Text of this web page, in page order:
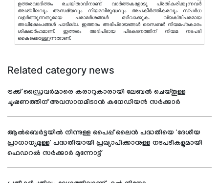
ഉത്തരവാദിത്തം രചയിതാവിനാണ്. വാര്‍ത്തകളോടു പ്രതികരിക്കുന്നവര്‍
അശ്ലീലവും അസഭ്യവും നിയമവിരുദ്ധവും അപകീര്‍ത്തികരവും സ്പര്‍ധ
വളര്‍ത്തുന്നതുമായ പരാമര്‍ശങ്ങള്‍ ഒഴിവാക്കുക. വ്യക്തിപരമായ
അധിക്ഷേപങ്ങള്‍ പാടില്ല. ഇത്തരം അഭിപ്രായങ്ങള്‍ സൈബര്‍ നിയമപ്രകാരം
ശിക്ഷാര്‍ഹമാണ്. ഇത്തരം അഭിപ്രായ പ്രകടനത്തിന് നിയമ നടപടി
കൈക്കൊള്ളുന്നതാണ്.
Related category news
ട്രക്ക് ഡ്രൈവർമാരെ കരാറുകാരായി ലേബൽ ചെയ്തുള്ള
ചൂഷണത്തിന് അവസാനമിടാൻ കനേഡിയൻ സർക്കാർ
ആൽബെർട്ടയിൽ നിന്നുള്ള പൈപ്പ് ലൈൻ പദ്ധതിയെ 'ദേശീയ
പ്രാധാന്യമുള്ള' പദ്ധതിയായി പ്രഖ്യാപിക്കാനുള്ള നടപടികളുമായി
ഫെഡറൽ സർക്കാർ മുന്നോട്ട്